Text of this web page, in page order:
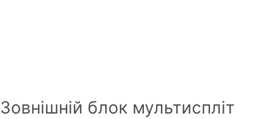
Зовнішній блок мультиспліт